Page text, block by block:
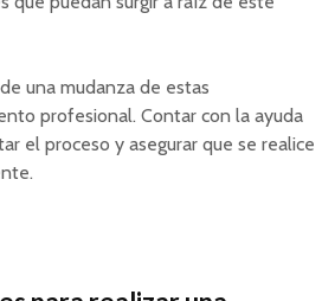
una mudanza de estas
profesional. Contar con la ayuda
el proceso y asegurar que se realice